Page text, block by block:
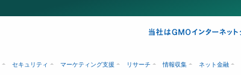
セキュリティ マーケティング支援 リサーチ 情報収集 ネット金融